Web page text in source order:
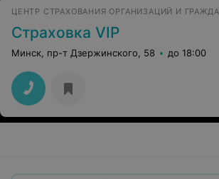
ЦЕНТР СТРАХОВАНИЯ ОРГАНИЗАЦИЙ И
Страховка VIP
Минск, пр-т Дзержинского, 58 до 18:00